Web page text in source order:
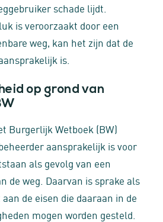
schade lijdt.
is veroorzaakt door een
weg, kan het zijn dat de
is.
op grond van
Burgerlijk Wetboek (BW)
aansprakelijk is voor
als gevolg van een
de weg. Daarvan is sprake als
de eisen die daaraan in de
mogen worden gesteld.